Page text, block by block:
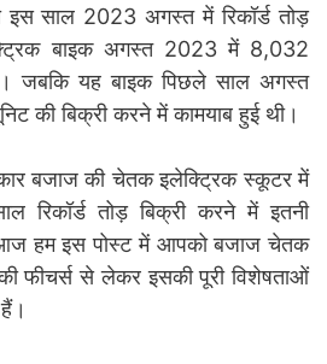
साल 2023 अगस्त में रिकॉर्ड तोड़
बाइक अगस्त 2023 में 8,032
जबकि यह बाइक पिछले साल अगस्त
की बिक्री करने में कामयाब हुई थी।
बजाज की चेतक इलेक्ट्रिक स्कूटर में
रिकॉर्ड तोड़ बिक्री करने में इतनी
आज हम इस पोस्ट में आपको बजाज चेतक
फीचर्स से लेकर इसकी पूरी विशेषताओं